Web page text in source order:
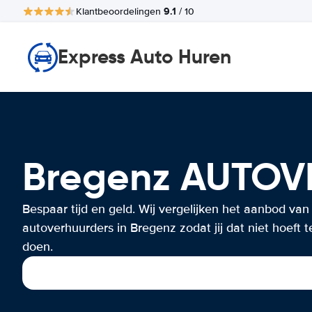
Klantbeoordelingen 9.1 / 10
Express Auto Huren
Bregenz
Bespaar tijd en geld. Wij vergelijken het aanbod van
autoverhuurders in Bregenz zodat jij dat niet hoeft
doen.